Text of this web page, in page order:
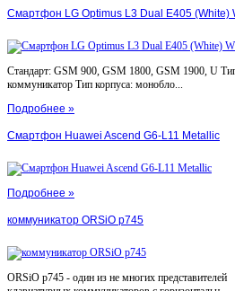
Смартфон LG Optimus L3 Dual E405 (White)
Стандарт: GSM 900, GSM 1800, GSM 1900, U
коммуникатор Тип корпуса: монобло...
Подробнее »
Смартфон Huawei Ascend G6-L11 Metallic
Подробнее »
коммуникатор ORSiO p745
ORSiO p745 - один из не многих представителей